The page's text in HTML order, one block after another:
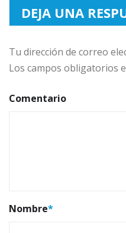
DEJA UNA
Tu dirección de correo
Los campos obligatorios
Comentario
Nombre*